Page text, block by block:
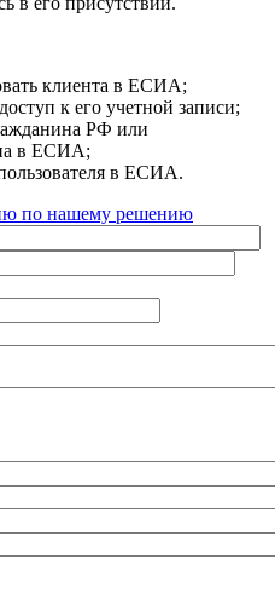
клиента в ЕСИА;
к его учетной записи;
РФ или
в ЕСИА;
в ЕСИА.
по нашему решению